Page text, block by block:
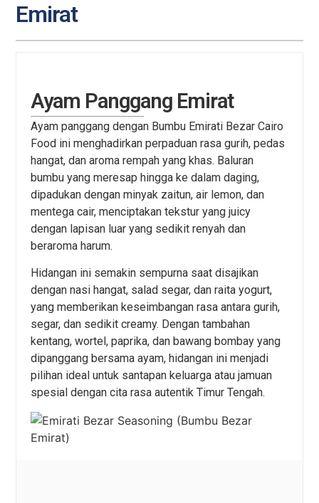
Emirat
Ayam Panggang Emirat
Ayam panggang dengan Bumbu Emirati Bezar Cairo
Food ini menghadirkan perpaduan rasa gurih, pedas
hangat, dan aroma rempah yang khas. Baluran
bumbu yang meresap hingga ke dalam daging,
dipadukan dengan minyak zaitun, air lemon, dan
mentega cair, menciptakan tekstur yang juicy
dengan lapisan luar yang sedikit renyah dan
beraroma harum.
Hidangan ini semakin sempurna saat disajikan
dengan nasi hangat, salad segar, dan raita yogurt,
yang memberikan keseimbangan rasa antara gurih,
segar, dan sedikit creamy. Dengan tambahan
kentang, wortel, paprika, dan bawang bombay yang
dipanggang bersama ayam, hidangan ini menjadi
pilihan ideal untuk santapan keluarga atau jamuan
spesial dengan cita rasa autentik Timur Tengah.